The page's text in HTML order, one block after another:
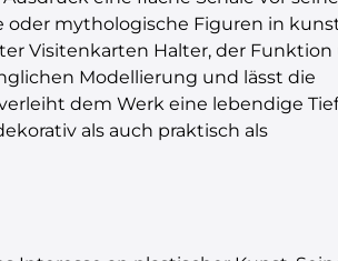
oder mythologische Figuren in
Visitenkarten Halter, der Funktion
Modellierung und lässt die
dem Werk eine lebendige
als auch praktisch als